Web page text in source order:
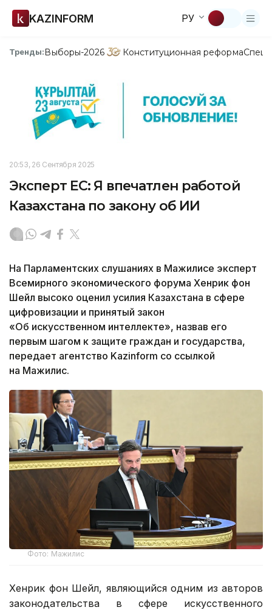
KAZINFORM РУ
Тренды:Выборы-2026 Конституционная реформа
20:53, 26 Сентября 2025
Эксперт ЕС: Я впечатлен работой
Казахстана по закону об ИИ
На Парламентских слушаниях в Мажилисе эксперт
Всемирного экономического форума Хенрик фон
Шейл высоко оценил усилия Казахстана в сфере
цифровизации и принятый закон
«Об искусственном интеллекте», назвав его
первым шагом к защите граждан и государства,
передает агентство Kazinform со ссылкой
на Мажилис.
Фото: Мажилис
Хенрик фон Шейл, являющийся одним из авторов
законодательства в сфере искусственного